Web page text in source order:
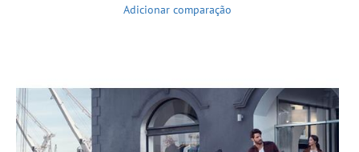
Adicionar comparação